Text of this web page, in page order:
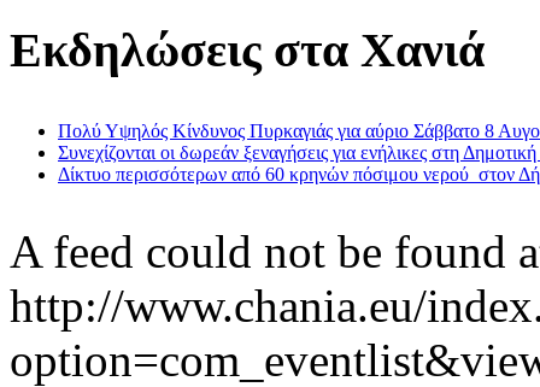
Εκδηλώσεις στα Χανιά
Πολύ Υψηλός Κίνδυνος Πυρκαγιάς για αύριο Σάββατο 8
Συνεχίζονται οι δωρεάν ξεναγήσεις για ενήλικες στη
Δίκτυο περισσότερων από 60 κρηνών πόσιμου νερού στον
A feed could not be found
http://www.chania.eu/